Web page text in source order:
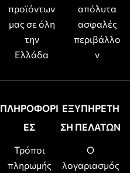
προϊόντων
μας σε όλη
την
Ελλάδα
απόλυτα
ασφαλές
περιβάλλο
ν
ΠΛΗΡΟΦΟΡΙ
ΕΣ
Τρόποι
πληρωμής
ΕΞΥΠΗΡΕΤΗ
ΣΗ ΠΕΛΑΤΩΝ
Ο
λογαριασμός